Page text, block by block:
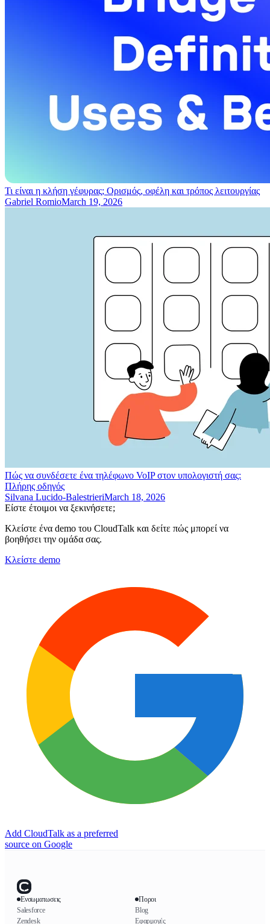
Τι είναι η κλήση γέφυρας; Ορισμός, οφέλη και τρόπος λειτουργίας
Gabriel RomioMarch 19, 2026
Πώς να συνδέσετε ένα τηλέφωνο VoIP στον υπολογιστή σας:
Πλήρης οδηγός
Silvana Lucido-BalestrieriMarch 18, 2026
Είστε έτοιμοι να ξεκινήσετε;
Κλείστε ένα demo του CloudTalk και δείτε πώς μπορεί να
βοηθήσει την ομάδα σας.
Κλείστε demo
Add CloudTalk as a preferred
source on Google
Ενσωματωσεις
Salesforce
Zendesk
Ποροι
Blog
Εφαρμογές